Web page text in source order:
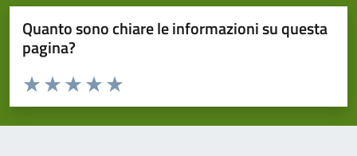
Quanto sono chiare le informazioni su questa
pagina?
Domanda
Valuta da 1 a 5 stelle la pagina
Valuta 5 stelle su 5
Valuta 4 stelle su 5
Valuta 3 stelle su 5
Valuta 2 stelle su 5
Valuta 1 stelle su 5